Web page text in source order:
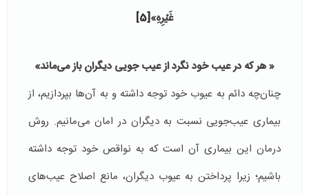
غَيْرِهِ»
[5]
«هرکه درعیب خودنگردازعیب جویى دیگران باز می‌ماند»
چنان‌چه دائم به عیوب خود توجه داشته و به آن‌ها بپردازیم، از
بیماری عیب‌جویی نسبت به دیگران در امان می‌مانیم. روش
درمان این بیماری آن است که به نواقص خود توجه داشته
باشیم؛ زیرا پرداختن به عیوب دیگران، مانع اصلاح عیب‌های